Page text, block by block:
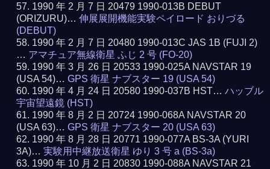
1990 年 2 月 7 日 20479 1990-013B DEBUT
(ORIZURU)…伸展展開機能実験ペイロード おりづる
(DEBUT)
1990 年 2 月 7 日 20480 1990-013C JAS 1B (FUJI 2)
… アマチュア無線衛星 ふじ 2 号 (FO-20)
1990 年 3 月 26 日 20533 1990-025A NAVSTAR 19
(USA 54)…GPS 衛星 ナブスター 19 (USA 54)
1990 年 4 月 24 日 20580 1990-037B HST…ハッブル
宇宙望遠鏡 (HST)
1990 年 8 月 2 日 20724 1990-068A NAVSTAR 20
(USA 63)…GPS 衛星 ナブスター 20 (USA 63)
1990 年 8 月 28 日 20771 1990-077A BS-3A (YURI
3A)…実験用中継放送衛星 ゆり 3 号 a (BS-3a)
1990 年 10 月 2 日 20830 1990-088A NAVSTAR 21